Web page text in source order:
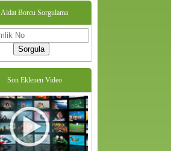
Aidat Borcu Sorgulama
Sorgula
Son Eklenen Video